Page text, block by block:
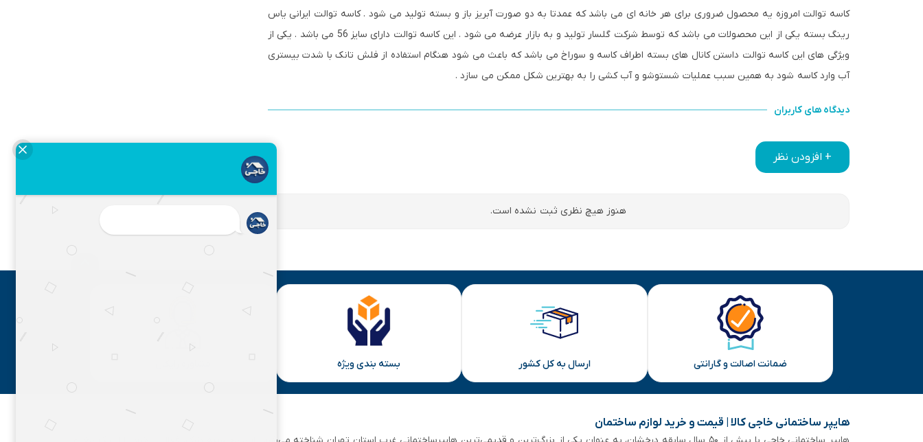
کاسه توالت امروزه یه محصول ضروری برای هر خانه ای می باشد که عمدتا به دو صورت آبریز باز و بسته تولید می شود . کاسه توالت ایرانی یاس
رینگ بسته یکی از این محصولات می باشد که توسط شرکت گلسار تولید و به بازار عرضه می شود . این کاسه توالت دارای سایز 56 می باشد . یکی از
ویژگی های این کاسه توالت داستن کانال های بسته اطراف کاسه و سوراخ می باشد که باعث می شود هنگام استفاده از فلش تانک با شدت بیستری
آب وارد کاسه شود به همین سبب عملیات شستوشو و آب کشی را به بهترین شکل ممکن می سازد .
دیدگاه های کاربران
+ افزودن نظر
هنوز هیچ نظری ثبت نشده است.
ضمانت اصالت و گارانتی ارسال به کل کشور بسته بندی ویژه
هایپر ساختمانی خاجی‌ کالا | قیمت و خرید لوازم ساختمان